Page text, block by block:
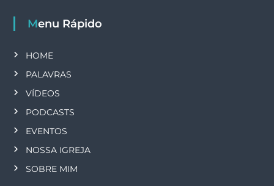
Menu Rápido
HOME
PALAVRAS
VÍDEOS
PODCASTS
EVENTOS
NOSSA IGREJA
SOBRE MIM